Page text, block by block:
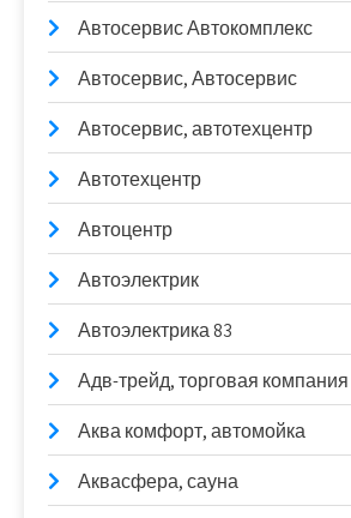
Автосервис Автокомплекс
Автосервис, Автосервис
Автосервис, автотехцентр
Автотехцентр
Автоцентр
Автоэлектрик
Автоэлектрика 83
Адв-трейд, торговая компания
Аква комфорт, автомойка
Аквасфера, сауна